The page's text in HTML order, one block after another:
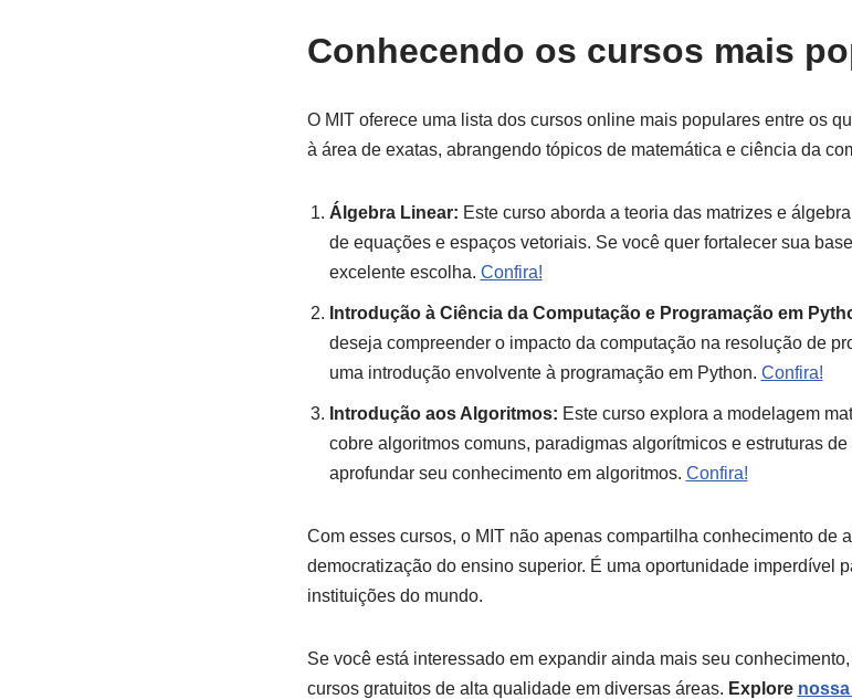
Conhecendo os cursos mais
O MIT oferece uma lista dos cursos online mais populares entre os
à área de exatas, abrangendo tópicos de matemática e ciência da
Álgebra Linear: Este curso aborda a teoria das matrizes e
de equações e espaços vetoriais. Se você quer fortalecer sua
excelente escolha. Confira!
Introdução à Ciência da Computação e Programação em
deseja compreender o impacto da computação na resolução de
uma introdução envolvente à programação em Python. Confira!
Introdução aos Algoritmos: Este curso explora a modelagem
cobre algoritmos comuns, paradigmas algorítmicos e estruturas
aprofundar seu conhecimento em algoritmos. Confira!
Com esses cursos, o MIT não apenas compartilha conhecimento de
democratização do ensino superior. É uma oportunidade imperdível
instituições do mundo.
Se você está interessado em expandir ainda mais seu
cursos gratuitos de alta qualidade em diversas áreas. Explore